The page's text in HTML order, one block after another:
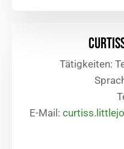
Tätigkeiten:
E-Mail: